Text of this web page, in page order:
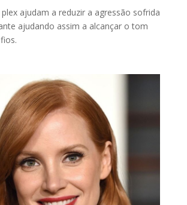
ajudam a reduzir a agressão sofrida
ajudando assim a alcançar o tom